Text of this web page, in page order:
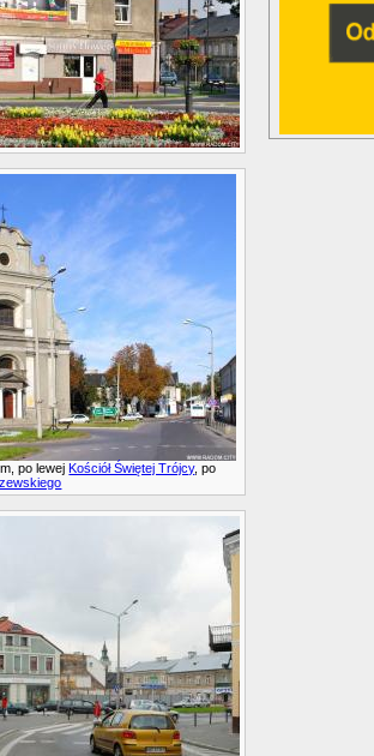
po lewejKościół Świętej Trójcy, po